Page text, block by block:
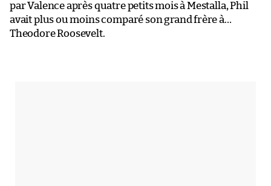
par Valence après quatre petits mois à Mestalla, Phil
avait plus ou moins comparé son grand frère à…
Theodore Roosevelt.